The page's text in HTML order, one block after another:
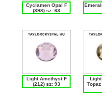
Cyclamen Opal F
(398) sz: 63
Light Amethyst F
(212) sz: 93